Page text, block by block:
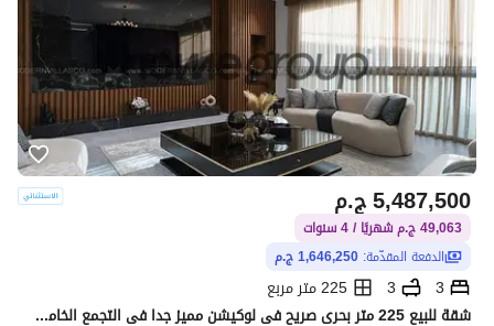
ج.م5,487,500
49,063 ج.م شهريًا / 4 سنوات
الدفعة المقدّمة: 1,646,250 ج.م
3
3
225 متر مربع
شقة للبيع 225 متر بحرى صريح فى لوكيشن مميز جدا فى التجمع الخامس من المالك مباشرة